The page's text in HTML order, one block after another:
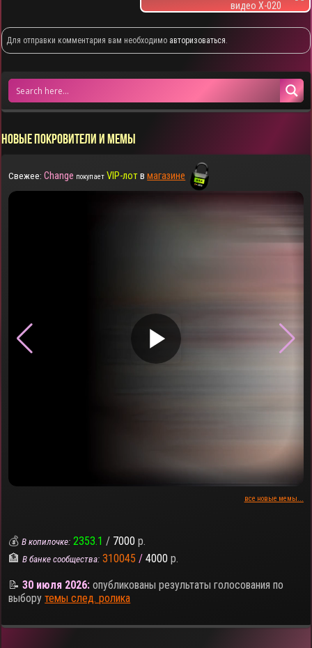
видео X-020
Для отправки комментария вам необходимо авторизоваться
НОВЫЕ ПОКРОВИТЕЛИ И МЕМЫ
Свежее: Change покупает VIP-лотвмагазине
▶
все новые мемы...
💰В копилочке: 2353.1 / 7000 р.
🏦В банке сообщества: 310045 / 4000 р.
📝30 июля 2026: опубликованы результаты голосования по
выборутемы след. ролика